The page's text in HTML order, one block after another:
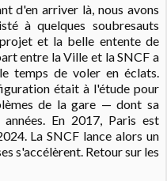
d'en arriver là, nous avons
à quelques soubresauts
et la belle entente de
entre la Ville et la SNCF a
temps de voler en éclats.
était à l'étude pour
de la gare — dont sa
En 2017, Paris est
La SNCF lance alors un
s'accélèrent. Retour sur les